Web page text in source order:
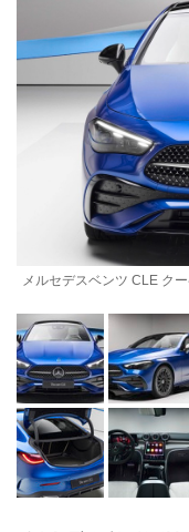
メルセデスベンツ CLE ク